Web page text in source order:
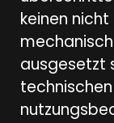
keinen
ausgesetzt